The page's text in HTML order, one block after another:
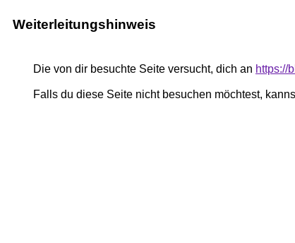
Weiterleitungshinweis
Die von dir besuchte Seite versucht, dich an https://
Falls du diese Seite nicht besuchen möchtest,